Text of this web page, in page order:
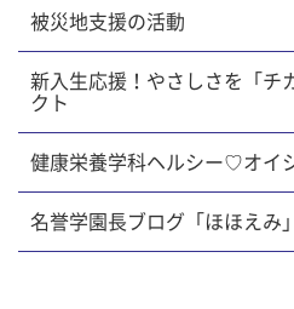
被災地支援の活動
新入生応援！やさしさを「チ
クト
健康栄養学科ヘルシー♡オイ
名誉学園長ブログ「ほほえみ」